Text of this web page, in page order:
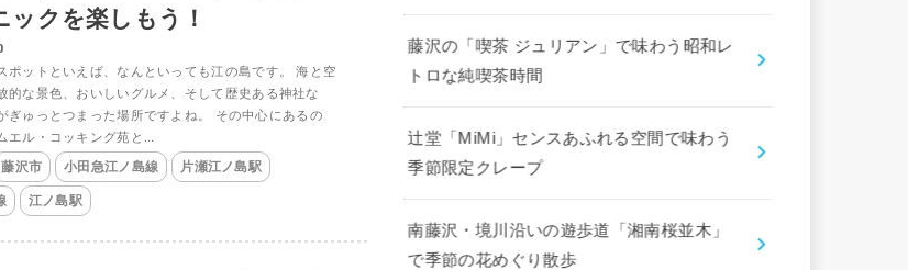
ックを楽しもう！
ポットといえば、なんといっても江の島です。 海と空
的な景色、おいしいグルメ、そして歴史ある神社な
ぎゅっとつまった場所ですよね。 その中心にあるの
エル・コッキング苑と...
藤沢市 小田急江ノ島線 片瀬江ノ島駅
江ノ島駅
藤沢の「喫茶 ジュリアン」で味わう昭和レ
トロな純喫茶時間
辻堂「MiMi」センスあふれる空間で味わう
季節限定クレープ
南藤沢・境川沿いの遊歩道「湘南桜並木」
で季節の花めぐり散歩